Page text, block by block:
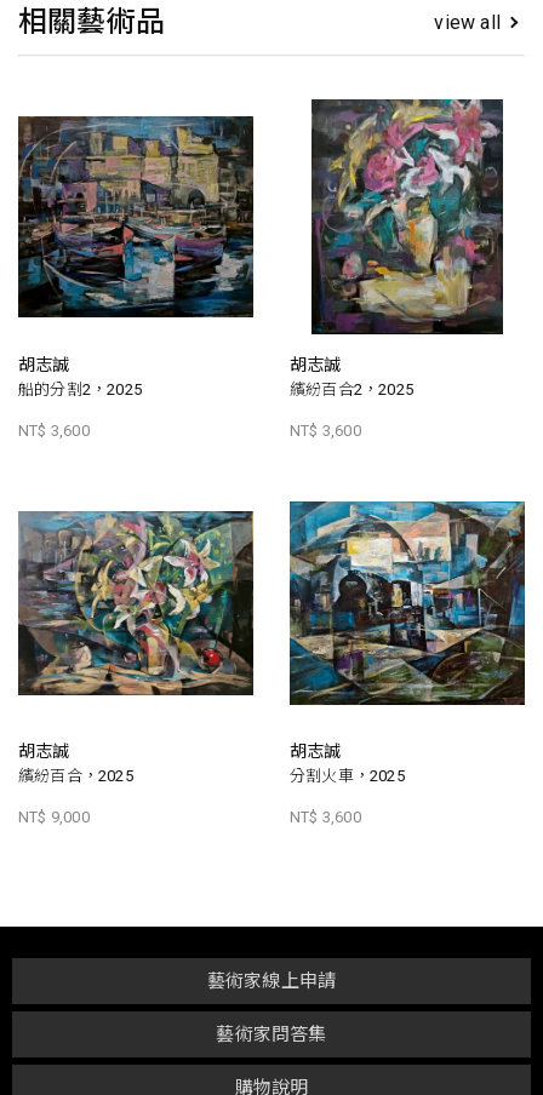
相關藝術品 view all
胡志誠
船的分割2，2025
NT$ 3,600
胡志誠
繽紛百合2，2025
NT$ 3,600
胡志誠
繽紛百合，2025
NT$ 9,000
胡志誠
分割火車，2025
NT$ 3,600
購物說明
藝術家問答集
藝術家線上申請